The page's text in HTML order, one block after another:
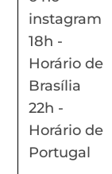
instagram
18h -
Horário de
Brasília
22h -
Horário de
Portugal